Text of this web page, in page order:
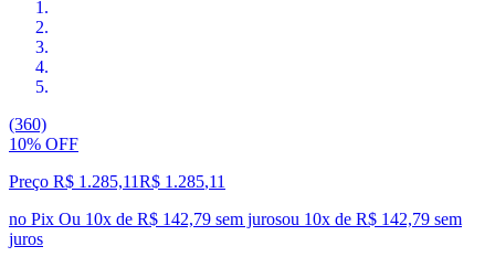
(360)
10% OFF
Preço R$ 1.285,11R$ 1.285,11
no Pix Ou 10x de R$ 142,79 sem jurosou 10x de R$ 142,79 sem
juros